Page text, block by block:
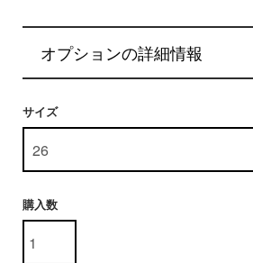
オプションの詳細情報
サイズ
購入数